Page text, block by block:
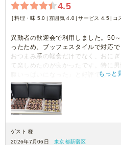
4.5
料理・味 5.0 雰囲気 4.0 サービス 4.5 コ
異動者の歓迎会で利用しました。50
ったため、ブッフェスタイルで対応で
おつまみ系の軽食だけでなく、おに
て楽しめたのが良かったです。特に
腹いっぱいになった」と好評でした。
また、料理が小分けのカップに入っ
くい点も助かりました。大人数のイ
と思います。
もっと
ゲスト 様
2026年7月06日
東京都新宿区